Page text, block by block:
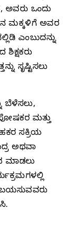
ಅವರು ಒಂದು
ಮಕ್ಕಳಿಗೆ ಅವರ
ಎಂಬುದನ್ನು
ಸೃಷ್ಟಿಸಲು
ಬೆಳೆಸಲು,
ಮತ್ತು
ಸಕ್ರಿಯ
ಅಥವಾ
ಮಾಡಲು
ಬಯಸುವವರು